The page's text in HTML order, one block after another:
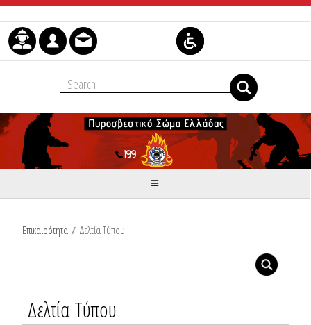
Μετάβαση στο περιεχόμενο
Επικαιρότητα / Δελτία Τύπου
Δελτία Τύπου